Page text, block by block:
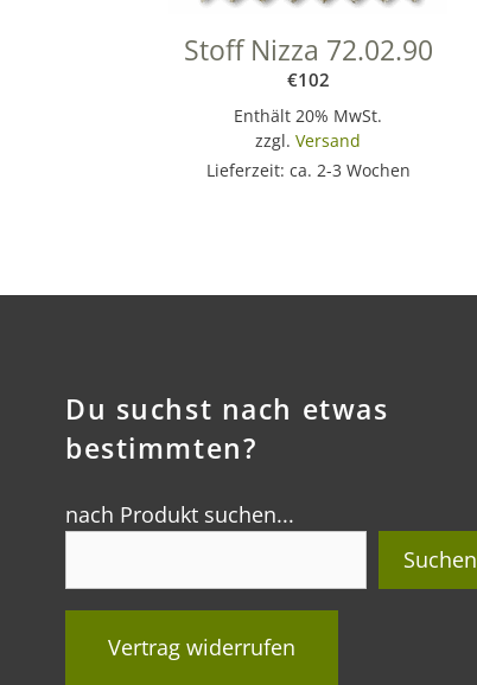
Stoff Nizza 72.02.90
€102
Enthält 20% MwSt.
zzgl. Versand
Lieferzeit: ca. 2-3 Wochen
Du suchst nach etwas
bestimmten?
nach Produkt suchen...
Suchen
Vertrag widerrufen